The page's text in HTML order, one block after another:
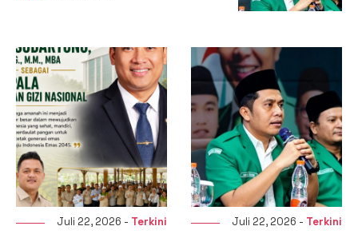
Juli 22, 2026 - Terkini Juli 22, 2026 - Terkini